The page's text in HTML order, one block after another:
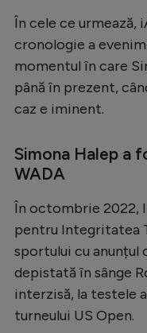
În cele ce urmează,
cronologie a
momentul în care
până în prezent,
caz e iminent.
Simona Halep a
WADA
În octombrie 2022,
pentru Integritatea
sportului cu anunțul
depistată în sânge
interzisă, la testele
turneului US Open.